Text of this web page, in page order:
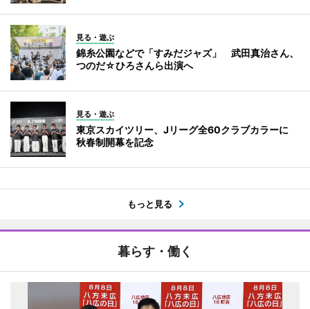
見る・遊ぶ
錦糸公園などで「すみだジャズ」 武田真治さん、
つのだ☆ひろさんら出演へ
見る・遊ぶ
東京スカイツリー、Jリーグ全60クラブカラーに
秋春制開幕を記念
もっと見る
暮らす・働く